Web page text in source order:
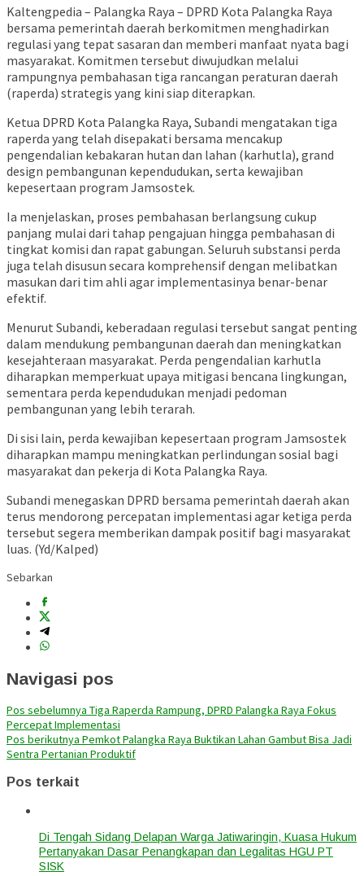
Kaltengpedia – Palangka Raya – DPRD Kota Palangka Raya
bersama pemerintah daerah berkomitmen menghadirkan
regulasi yang tepat sasaran dan memberi manfaat nyata bagi
masyarakat. Komitmen tersebut diwujudkan melalui
rampungnya pembahasan tiga rancangan peraturan daerah
(raperda) strategis yang kini siap diterapkan.
Ketua DPRD Kota Palangka Raya, Subandi mengatakan tiga
raperda yang telah disepakati bersama mencakup
pengendalian kebakaran hutan dan lahan (karhutla), grand
design pembangunan kependudukan, serta kewajiban
kepesertaan program Jamsostek.
Ia menjelaskan, proses pembahasan berlangsung cukup
panjang mulai dari tahap pengajuan hingga pembahasan di
tingkat komisi dan rapat gabungan. Seluruh substansi perda
juga telah disusun secara komprehensif dengan melibatkan
masukan dari tim ahli agar implementasinya benar-benar
efektif.
Menurut Subandi, keberadaan regulasi tersebut sangat penting
dalam mendukung pembangunan daerah dan meningkatkan
kesejahteraan masyarakat. Perda pengendalian karhutla
diharapkan memperkuat upaya mitigasi bencana lingkungan,
sementara perda kependudukan menjadi pedoman
pembangunan yang lebih terarah.
Di sisi lain, perda kewajiban kepesertaan program Jamsostek
diharapkan mampu meningkatkan perlindungan sosial bagi
masyarakat dan pekerja di Kota Palangka Raya.
Subandi menegaskan DPRD bersama pemerintah daerah akan
terus mendorong percepatan implementasi agar ketiga perda
tersebut segera memberikan dampak positif bagi masyarakat
luas. (Yd/Kalped)
Sebarkan
Navigasi pos
Pos sebelumnya Tiga Raperda Rampung, DPRD Palangka Raya Fokus
Percepat Implementasi
Pos berikutnya Pemkot Palangka Raya Buktikan Lahan Gambut Bisa Jadi
Sentra Pertanian Produktif
Pos terkait
Di Tengah Sidang Delapan Warga Jatiwaringin, Kuasa Hukum
Pertanyakan Dasar Penangkapan dan Legalitas HGU PT
SISK